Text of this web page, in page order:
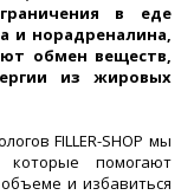
в еде
и норадреналина,
обмен веществ,
из жировых
FILLER-SHOP мы
которые помогают
и избавиться